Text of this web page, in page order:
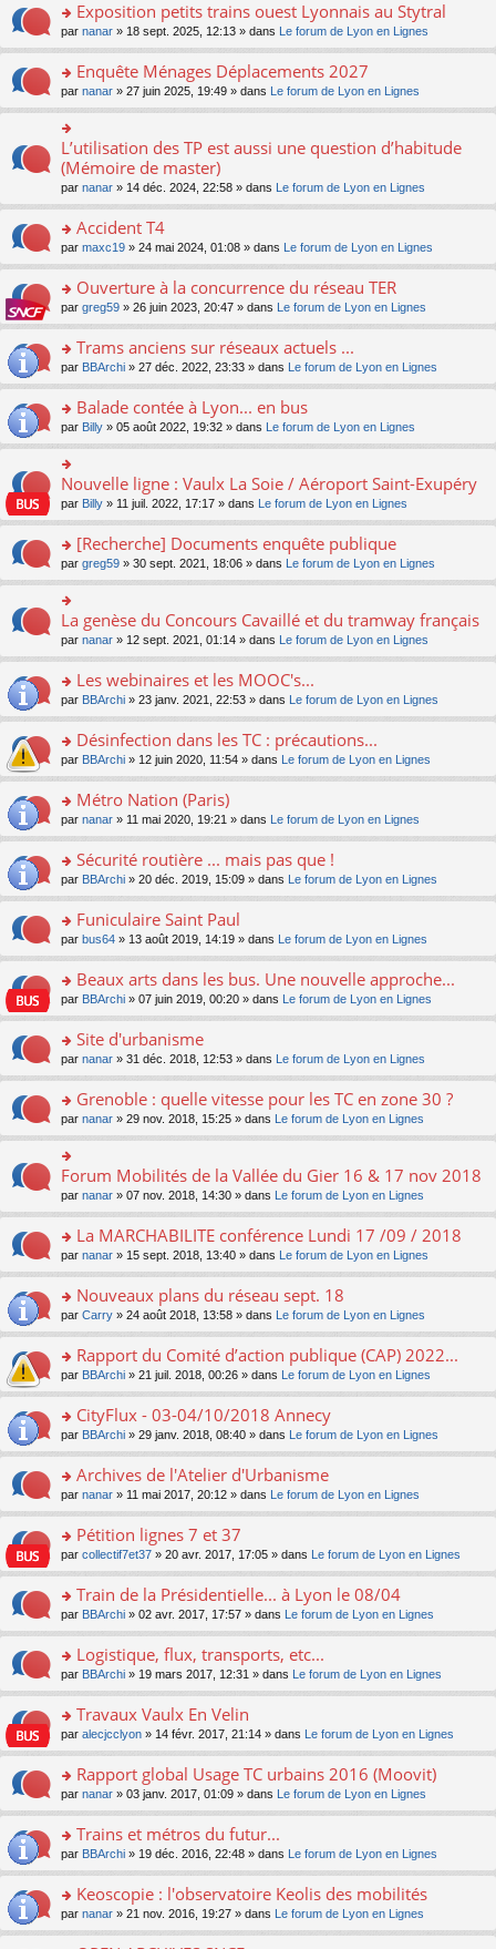
ult
er
le
m
e
s
g
e
n
o
lu
le
pl
u
s
e
nt
o
n
ult
er
le
m
s
a
e
n
o
lu
le
pl
u
s
e
nt
Exposition petits trains ouest Lyonnais au Stytral
par nanar » 18 sept. 2025, 12:13 » dans Le forum de Lyon en Lignes
o
n
s
ult
er
le
m
e
s
a
e
n
o
lu
le
pl
u
s
c
nt
Enquête Ménages Déplacements 2027
par nanar » 27 juin 2025, 19:49 » dans Le forum de Lyon en Lignes
n
s
ult
er
le
m
e
s
a
g
e
n
lu
le
pl
u
s
c
e
nt
L’utilisation des TP est aussi une question d’habitude
(Mémoire de master)
par nanar » 14 déc. 2024, 22:58 » dans Le forum de Lyon en Lignes
o
n
ult
er
le
m
e
a
g
e
n
o
lu
pl
u
s
ré
c
e
nt
Accident T4
par maxc19 » 24 mai 2024, 01:08 » dans Le forum de Lyon en Lignes
o
n
ult
er
le
m
e
s
g
e
n
o
lu
pl
u
s
ré
e
nt
Ouverture à la concurrence du réseau TER
par greg59 » 26 juin 2023, 20:47 » dans Le forum de Lyon en Lignes
o
n
ult
er
le
m
e
s
g
e
n
o
n
le
u
s
ré
e
nt
Trams anciens sur réseaux actuels ...
par BBArchi » 27 déc. 2022, 23:33 » dans Le forum de Lyon en Lignes
o
n
s
ult
er
le
m
e
s
a
e
n
o
n
le
u
s
ré
e
nt
Balade contée à Lyon... en bus
par Billy » 05 août 2022, 19:32 » dans Le forum de Lyon en Lignes
o
n
er
le
m
e
s
a
g
e
n
o
lu
le
pl
u
s
e
nt
Nouvelle ligne : Vaulx La Soie / Aéroport Saint-Exupéry
par Billy » 11 juil. 2022, 17:17 » dans Le forum de Lyon en Lignes
o
n
s
ult
er
le
m
e
s
g
e
n
o
lu
pl
u
s
c
e
nt
[Recherche] Documents enquête publique
par greg59 » 30 sept. 2021, 18:06 » dans Le forum de Lyon en Lignes
n
er
le
m
e
s
a
g
e
n
n
lu
le
pl
u
c
e
nt
La genèse du Concours Cavaillé et du tramway français
par nanar » 12 sept. 2021, 01:14 » dans Le forum de Lyon en Lignes
o
n
ult
er
le
m
e
a
g
e
n
n
le
pl
u
ré
c
e
nt
Les webinaires et les MOOC's...
par BBArchi » 23 janv. 2021, 22:53 » dans Le forum de Lyon en Lignes
o
n
ult
er
le
m
e
a
g
e
n
n
le
pl
u
ré
c
e
nt
Désinfection dans les TC : précautions...
par BBArchi » 12 juin 2020, 11:54 » dans Le forum de Lyon en Lignes
o
n
ult
er
le
m
e
a
g
e
n
n
le
pl
u
s
ré
c
e
nt
Métro Nation (Paris)
par nanar » 11 mai 2020, 19:21 » dans Le forum de Lyon en Lignes
o
n
ult
er
le
m
e
a
g
e
n
n
le
pl
u
s
c
e
nt
Sécurité routière ... mais pas que !
par BBArchi » 20 déc. 2019, 15:09 » dans Le forum de Lyon en Lignes
o
n
ult
er
le
m
e
a
g
e
n
o
lu
pl
u
s
c
e
nt
Funiculaire Saint Paul
par bus64 » 13 août 2019, 14:19 » dans Le forum de Lyon en Lignes
o
n
ult
er
le
m
e
s
g
e
n
o
lu
pl
u
s
c
e
nt
Beaux arts dans les bus. Une nouvelle approche...
par BBArchi » 07 juin 2019, 00:20 » dans Le forum de Lyon en Lignes
o
n
ult
er
le
m
e
s
g
e
n
o
lu
pl
u
s
c
e
nt
Site d'urbanisme
par nanar » 31 déc. 2018, 12:53 » dans Le forum de Lyon en Lignes
o
n
s
ult
er
le
m
e
s
g
e
n
o
lu
pl
u
s
c
e
nt
Grenoble : quelle vitesse pour les TC en zone 30 ?
par nanar » 29 nov. 2018, 15:25 » dans Le forum de Lyon en Lignes
o
n
er
le
m
e
s
a
g
e
n
n
lu
le
pl
u
c
e
nt
Forum Mobilités de la Vallée du Gier 16 & 17 nov 2018
par nanar » 07 nov. 2018, 14:30 » dans Le forum de Lyon en Lignes
o
n
ult
er
le
m
e
a
g
e
n
n
le
pl
u
ré
c
e
nt
La MARCHABILITE conférence Lundi 17 /09 / 2018
par nanar » 15 sept. 2018, 13:40 » dans Le forum de Lyon en Lignes
o
n
ult
er
le
m
e
a
g
e
n
n
le
pl
u
ré
c
e
nt
Nouveaux plans du réseau sept. 18
par Carry » 24 août 2018, 13:58 » dans Le forum de Lyon en Lignes
o
n
ult
er
le
m
e
a
g
e
n
n
le
pl
u
ré
c
e
nt
Rapport du Comité d’action publique (CAP) 2022...
par BBArchi » 21 juil. 2018, 00:26 » dans Le forum de Lyon en Lignes
o
n
ult
er
le
m
e
a
g
e
n
n
le
pl
u
ré
c
e
nt
CityFlux - 03-04/10/2018 Annecy
par BBArchi » 29 janv. 2018, 08:40 » dans Le forum de Lyon en Lignes
o
n
ult
er
le
m
e
a
g
e
n
n
le
pl
u
ré
c
e
nt
Archives de l'Atelier d'Urbanisme
par nanar » 11 mai 2017, 20:12 » dans Le forum de Lyon en Lignes
o
n
ult
er
le
m
e
a
g
e
n
n
le
pl
u
ré
c
e
Pétition lignes 7 et 37
par collectif7et37 » 20 avr. 2017, 17:05 » dans Le forum de Lyon en Lignes
o
n
ult
er
le
m
e
a
g
e
n
n
le
pl
u
Train de la Présidentielle... à Lyon le 08/04
par BBArchi » 02 avr. 2017, 17:57 » dans Le forum de Lyon en Lignes
o
n
ult
er
le
m
e
a
g
e
n
n
Logistique, flux, transports, etc...
par BBArchi » 19 mars 2017, 12:31 » dans Le forum de Lyon en Lignes
o
n
ult
er
le
m
e
a
g
e
Travaux Vaulx En Velin
par alecjcclyon » 14 févr. 2017, 21:14 » dans Le forum de Lyon en Lignes
o
n
ult
er
le
m
e
Rapport global Usage TC urbains 2016 (Moovit)
par nanar » 03 janv. 2017, 01:09 » dans Le forum de Lyon en Lignes
o
n
ult
er
le
Trains et métros du futur...
par BBArchi » 19 déc. 2016, 22:48 » dans Le forum de Lyon en Lignes
o
n
Keoscopie : l'observatoire Keolis des mobilités
par nanar » 21 nov. 2016, 19:27 » dans Le forum de Lyon en Lignes